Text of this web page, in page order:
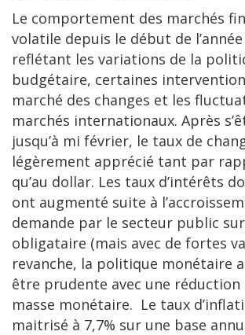
Le comportement des marchés
volatile depuis le début de l’année
reflétant les variations de la
budgétaire, certaines
marché des changes et les
marchés internationaux. Après
jusqu’à mi février, le taux de
légèrement apprécié tant par
qu’au dollar. Les taux d’intérêts
ont augmenté suite à
demande par le secteur public
obligataire (mais avec de fortes
revanche, la politique monétaire
être prudente avec une réduction
masse monétaire. Le taux
maitrisé à 7,7% sur une base